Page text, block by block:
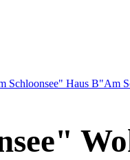
Schloonsee" Haus B"Am